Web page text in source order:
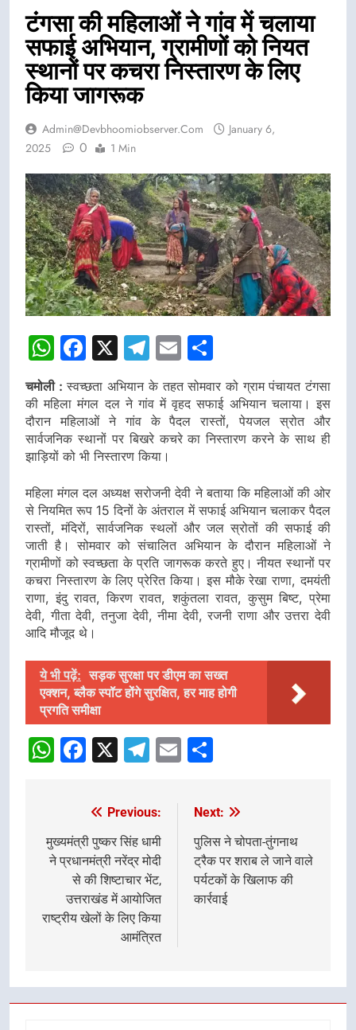
टंगसा की महिलाओं ने गांव में चलाया
सफाई अभियान, ग्रामीणों को नियत
स्थानों पर कचरा निस्तारण के लिए
किया जागरूक
Admin@devbhoomiobserver.com
January 6,
2025
0 1 Min
WhatsApp
Facebook
X Telegram
Email
चमोली : स्वच्छता अभियान के तहत सोमवार को ग्राम पंचायत टंगसा
की महिला मंगल दल ने गांव में वृहद सफाई अभियान चलाया। इस
दौरान महिलाओं ने गांव के पैदल रास्तों, पेयजल स्रोत और
सार्वजनिक स्थानों पर बिखरे कचरे का निस्तारण करने के साथ ही
झाड़ियों को भी निस्तारण किया।
महिला मंगल दल अध्यक्ष सरोजनी देवी ने बताया कि महिलाओं की ओर
से नियमित रूप 15 दिनों के अंतराल में सफाई अभियान चलाकर पैदल
रास्तों, मंदिरों, सार्वजनिक स्थलों और जल स्रोतों की सफाई की
जाती है। सोमवार को संचालित अभियान के दौरान महिलाओं ने
ग्रामीणों को स्वच्छता के प्रति जागरूक करते हुए। नीयत स्थानों पर
कचरा निस्तारण के लिए प्रेरित किया। इस मौके रेखा राणा, दमयंती
राणा, इंदु रावत, किरण रावत, शकुंतला रावत, कुसुम बिष्ट, प्रेमा
देवी, गीता देवी, तनुजा देवी, नीमा देवी, रजनी राणा और उत्तरा देवी
आदि मौजूद थे।
ये भी पढ़ें: सड़क सुरक्षा पर डीएम का सख्त
एक्शन, ब्लैक स्पॉट होंगे सुरक्षित, हर माह होगी
प्रगति समीक्षा
WhatsApp
Facebook
X Telegram
Email
navigation
Previous:
मुख्यमंत्री पुष्कर सिंह धामी
ने प्रधानमंत्री नरेंद्र मोदी
से की शिष्टाचार भेंट,
उत्तराखंड में आयोजित
राष्ट्रीय खेलों के लिए किया
आमंत्रित
Next:
पुलिस ने चोपता-तुंगनाथ
ट्रैक पर शराब ले जाने वाले
पर्यटकों के खिलाफ की
कार्रवाई